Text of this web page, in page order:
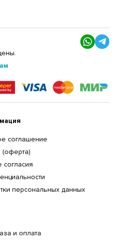
соглашение
персональных данных
и оплата